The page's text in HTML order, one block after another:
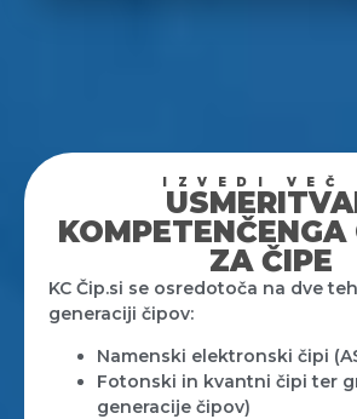
IZVEDI VEČ
KOMPETENČENGA
ZA ČIPE
KC Čip.si se osredotoča na dve
generaciji čipov:
Namenski elektronski čipi
Fotonski in kvantni čipi ter
generacije čipov)